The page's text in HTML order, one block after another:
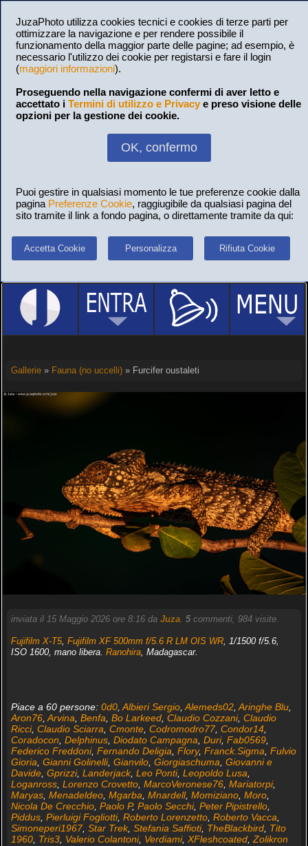
JuzaPhoto utilizza cookies tecnici e cookies di terze parti per
ottimizzare la navigazione e per rendere possibile il
funzionamento della maggior parte delle pagine; ad esempio, è
necessario l'utilizzo dei cookie per registarsi e fare il login
(maggiori informazioni).
Proseguendo nella navigazione confermi di aver letto e
accettato i Termini di utilizzo e Privacy e preso visione delle
opzioni per la gestione dei cookie.
OK, confermo
Puoi gestire in qualsiasi momento le tue preferenze cookie dalla
pagina Preferenze Cookie, raggiugibile da qualsiasi pagina del
sito tramite il link a fondo pagina, o direttamente tramite da qui:
Accetta Cookie Personalizza Rifiuta Cookie
Gallerie» Fauna (no uccelli)» Furcifer oustaleti
inviata il 15 Maggio 2026 ore 8:16 da Juza. 5commenti, 984 visite.
Fujifilm X-T5, Fujifilm XF 500mm f/5.6 R LM OIS WR, 1/1500 f/5.6,
ISO 1600, mano libera. Ranohira, Madagascar.
Piace a 60 persone: 0d0, Albieri Sergio, Alemeds02, Aringhe Blu,
Aron76, Arvina Benfa Bo Larkeed, Claudio Cozzani, Claudio
Ricci, Claudio Sciarra Cmonte, Codromodro77, Condor14,
Coradocon Delphinus, Diodato Campagna Duri, Fab0569,
Federico Freddoni, Fernando Deligia Flory, Franck.Sigma Fulvio
Gioria Gianni Golinelli, Gianvilo, Giorgiaschuma Giovanni e
Davide, Gprizzi, Landerjack, Leo Ponti, Leopoldo Lusa
Loganross, Lorenzo Crovetto, MarcoVeronese76, Mariatorpi,
Maryas, Menadeldeo, Mgarba Mnardell, Momiziano, Moro,
Nicola De Crecchio, Paolo P, Paolo Secchi, Peter Pipistrello,
Piddus, Pierluigi Fogliotti, Roberto Lorenzetto, Roberto Vacca
Simoneperi1967, Star Trek, Stefania Saffioti, TheBlackbird, Tito
1960, Tris3, Valerio Colantoni, Verdiami, XFleshcoated, Zolikron